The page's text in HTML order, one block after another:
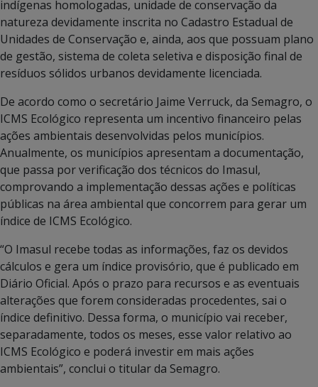
indígenas homologadas, unidade de conservação da
natureza devidamente inscrita no Cadastro Estadual de
Unidades de Conservação e, ainda, aos que possuam plano
de gestão, sistema de coleta seletiva e disposição final de
resíduos sólidos urbanos devidamente licenciada.
De acordo como o secretário Jaime Verruck, da Semagro, o
ICMS Ecológico representa um incentivo financeiro pelas
ações ambientais desenvolvidas pelos municípios.
Anualmente, os municípios apresentam a documentação,
que passa por verificação dos técnicos do Imasul,
comprovando a implementação dessas ações e políticas
públicas na área ambiental que concorrem para gerar um
índice de ICMS Ecológico.
“O Imasul recebe todas as informações, faz os devidos
cálculos e gera um índice provisório, que é publicado em
Diário Oficial. Após o prazo para recursos e as eventuais
alterações que forem consideradas procedentes, sai o
índice definitivo. Dessa forma, o município vai receber,
separadamente, todos os meses, esse valor relativo ao
ICMS Ecológico e poderá investir em mais ações
ambientais”, conclui o titular da Semagro.